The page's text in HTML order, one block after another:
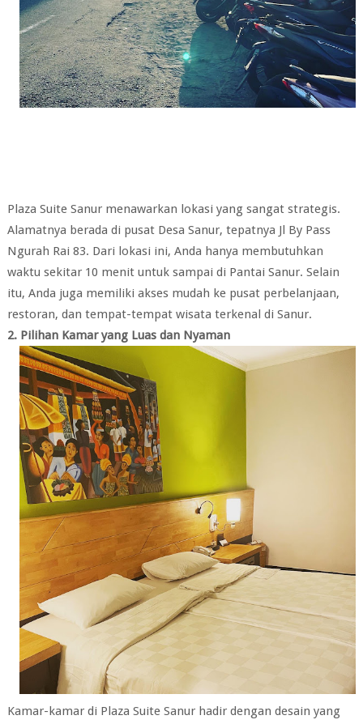
Plaza Suite Sanur menawarkan lokasi yang sangat strategis.
Alamatnya berada di pusat Desa Sanur, tepatnya Jl By Pass
Ngurah Rai 83. Dari lokasi ini, Anda hanya membutuhkan
waktu sekitar 10 menit untuk sampai di Pantai Sanur. Selain
itu, Anda juga memiliki akses mudah ke pusat perbelanjaan,
restoran, dan tempat-tempat wisata terkenal di Sanur.
2. Pilihan Kamar yang Luas dan Nyaman
Kamar-kamar di Plaza Suite Sanur hadir dengan desain yang